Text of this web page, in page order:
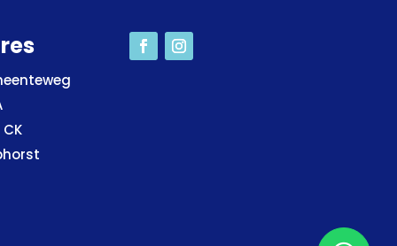
CK